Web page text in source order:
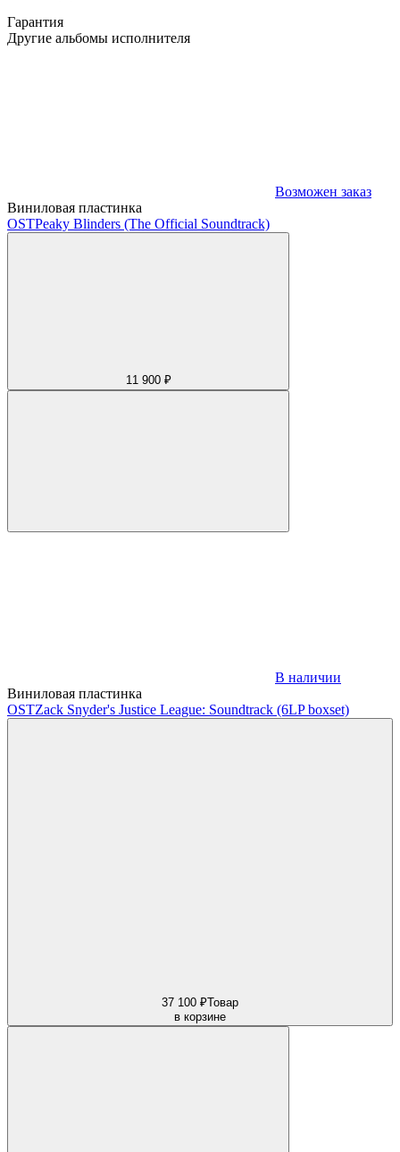
Гарантия
Другие альбомы исполнителя
Возможен заказ
Виниловая пластинка
OSTPeaky Blinders (The Official Soundtrack)
11 900 ₽
В наличии
Виниловая пластинка
OSTZack Snyder's Justice League: Soundtrack (6LP boxset)
37 100 ₽Товар
в корзине